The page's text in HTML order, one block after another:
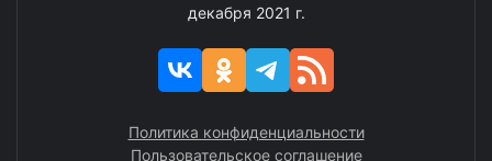
декабря 2021 г.
Политика конфиденциальности
Пользовательское соглашение